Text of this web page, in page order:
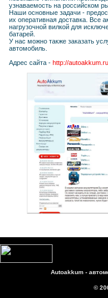
узнаваемость на российском
Наши основные задачи -
их оперативная доставка. Все
нагрузочной вилкой для
батарей.
У нас можно также заказать
автомобиль.
Адрес сайта - http://
Autoakkum -
©